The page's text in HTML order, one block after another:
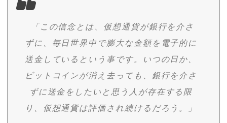
「この信念とは、仮想通貨が銀行を介さ
ずに、毎日世界中で膨大な金額を電子的に
送金しているという事です。いつの日か、
ビットコインが消え去っても、銀行を介さ
ずに送金をしたいと思う人が存在する限
り、仮想通貨は評価され続けるだろう。」